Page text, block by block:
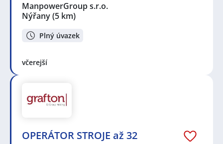
ManpowerGroup s.r.o.
Nýřany(5 km)
Plný úvazek
včerejší
OPERÁTOR STROJE až 32